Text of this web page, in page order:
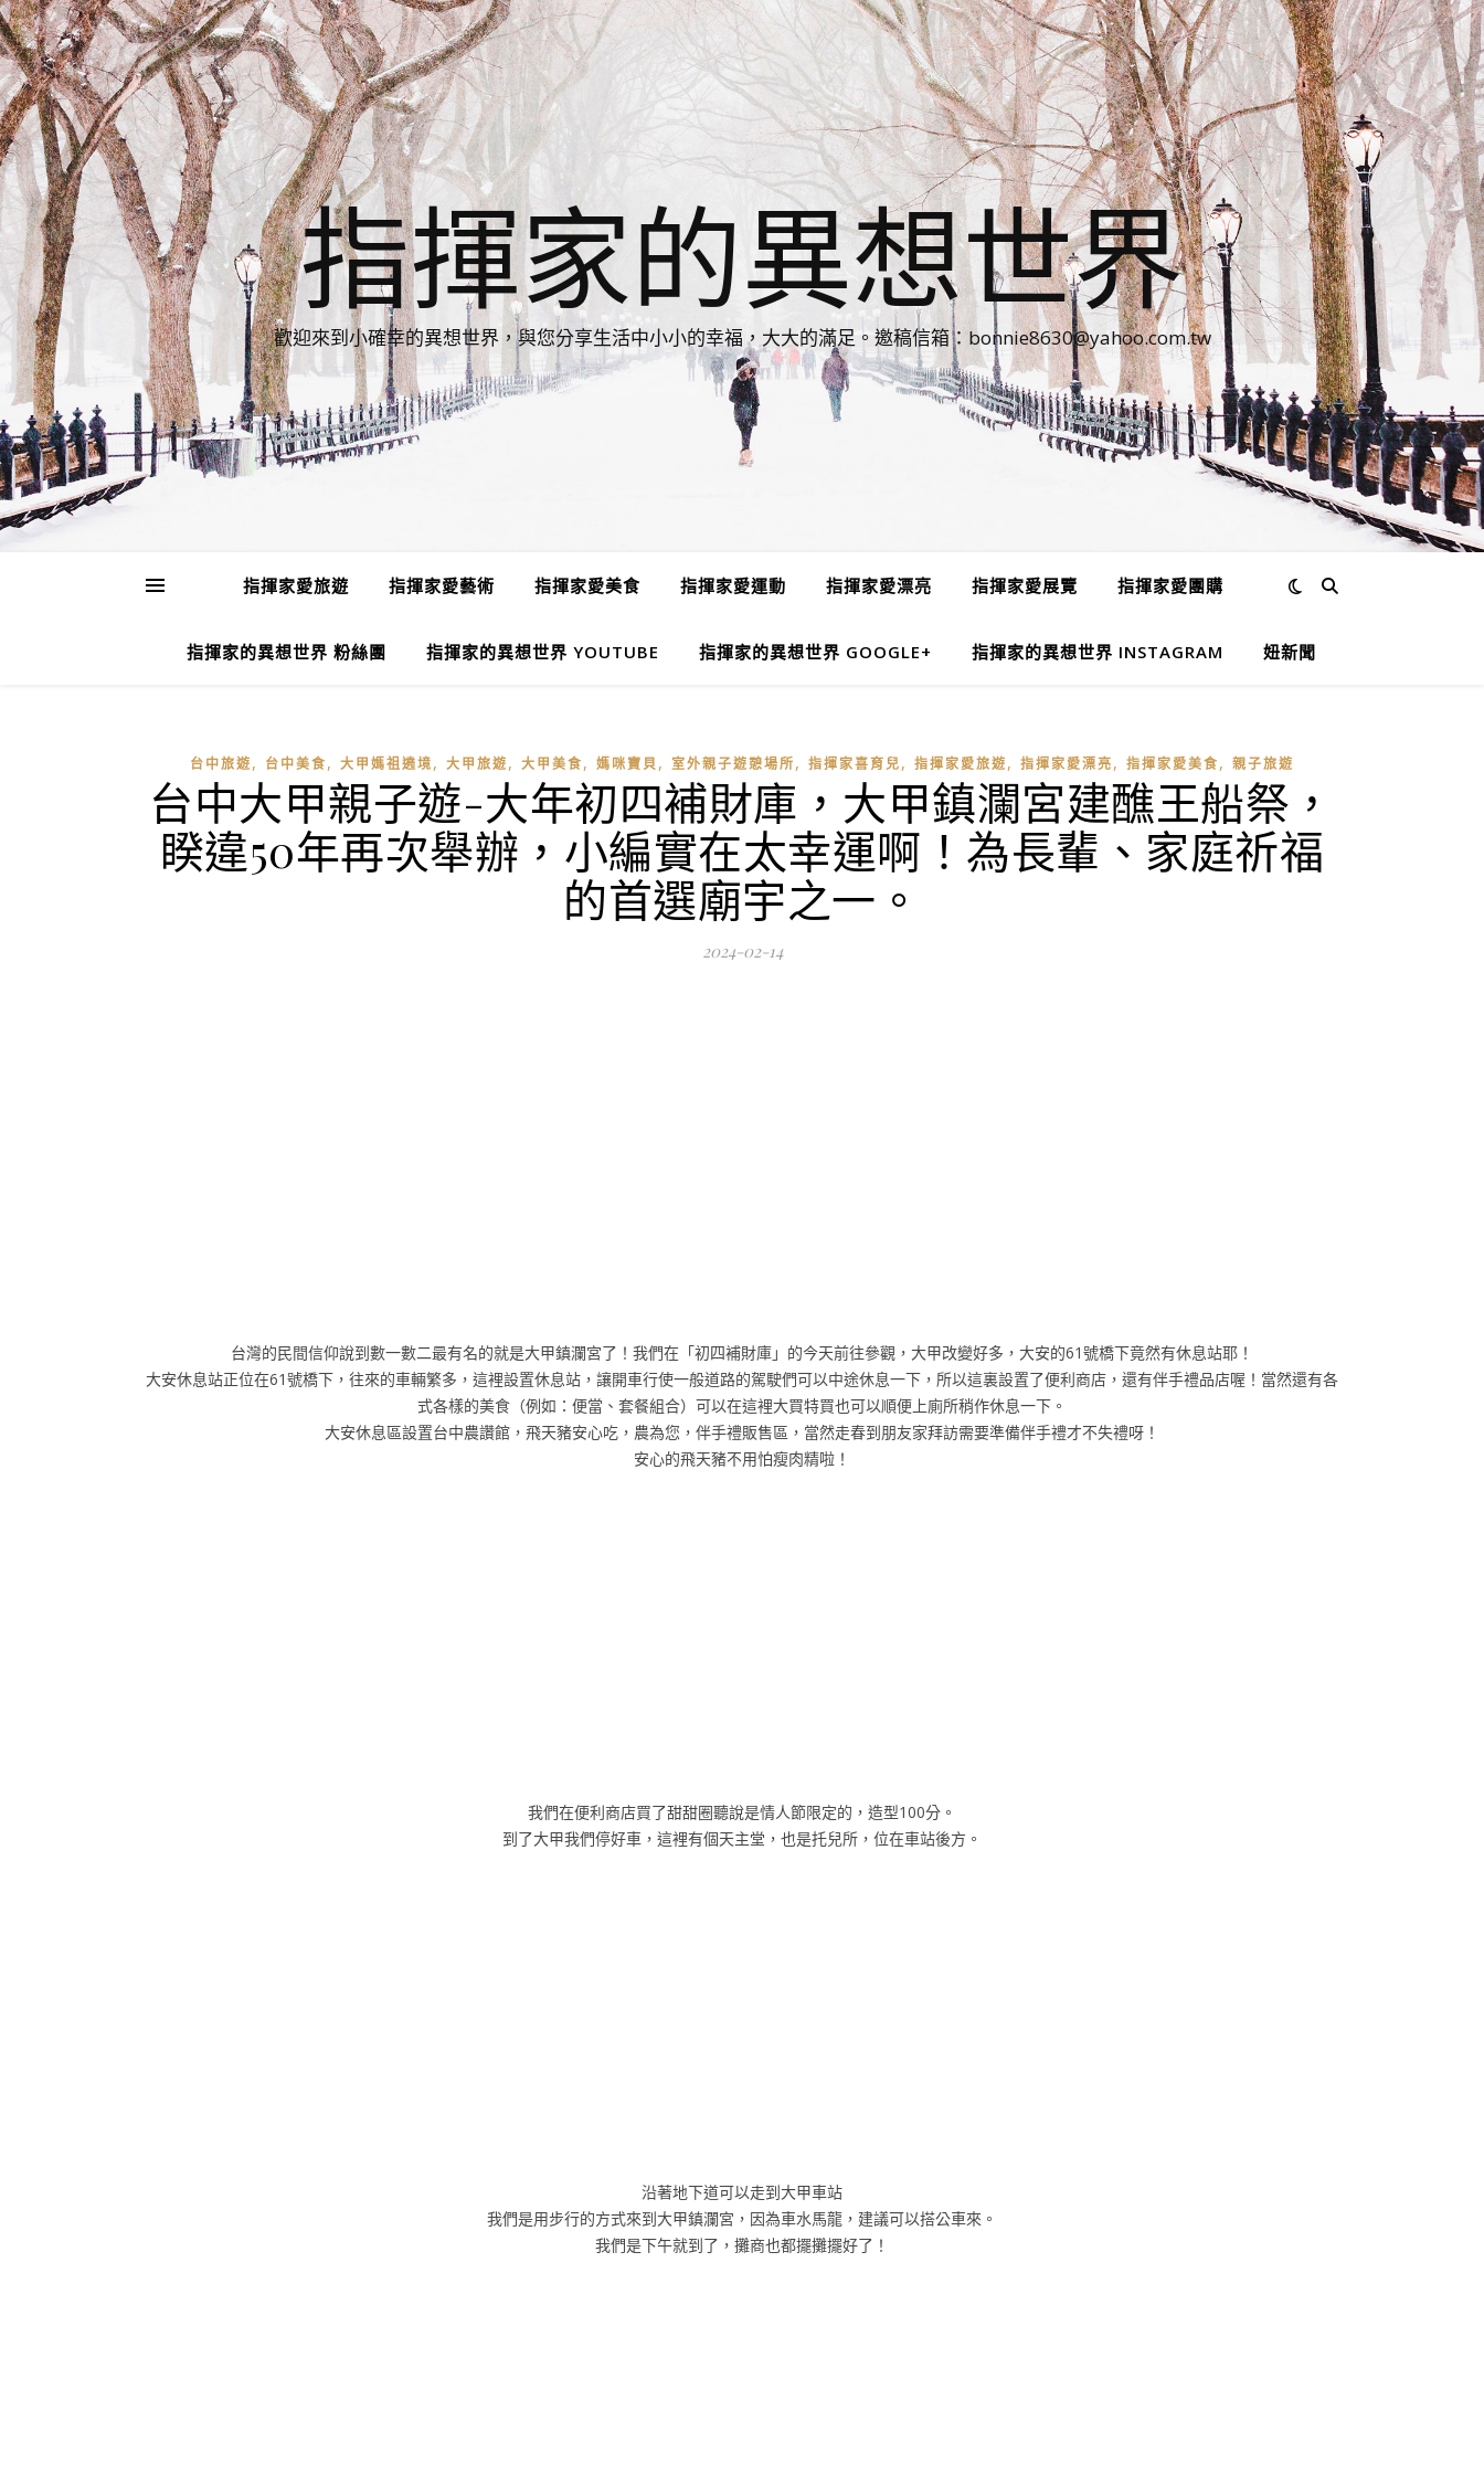
指揮家的異想世界
歡迎來到小確幸的異想世界，與您分享生活中小小的幸福，大大的滿足。邀稿信箱：bonnie8630@yahoo.com.tw
指揮家愛旅遊 指揮家愛藝術 指揮家愛美食 指揮家愛運動 指揮家愛漂亮 指揮家愛展覽 指揮家愛團購
指揮家的異想世界 粉絲團 指揮家的異想世界 YOUTUBE 指揮家的異想世界 GOOGLE+ 指揮家的異想世界 INSTAGRAM 妞新聞
台中旅遊, 台中美食, 大甲媽祖遶境, 大甲旅遊, 大甲美食, 媽咪寶貝, 室外親子遊憩場所, 指揮家喜育兒, 指揮家愛旅遊, 指揮家愛漂亮, 指揮家愛美食, 親子旅遊
台中大甲親子遊-大年初四補財庫，大甲鎮瀾宮建醮王船祭，
睽違50年再次舉辦，小編實在太幸運啊！為長輩、家庭祈福
的首選廟宇之一。
2024-02-14
台灣的民間信仰說到數一數二最有名的就是大甲鎮瀾宮了！我們在「初四補財庫」的今天前往參觀，大甲改變好多，大安的61號橋下竟然有休息站耶！
大安休息站正位在61號橋下，往來的車輛繁多，這裡設置休息站，讓開車行使一般道路的駕駛們可以中途休息一下，所以這裏設置了便利商店，還有伴手禮品店喔！當然還有各
式各樣的美食（例如：便當、套餐組合）可以在這裡大買特買也可以順便上廁所稍作休息一下。
大安休息區設置台中農讚館，飛天豬安心吃，農為您，伴手禮販售區，當然走春到朋友家拜訪需要準備伴手禮才不失禮呀！
安心的飛天豬不用怕瘦肉精啦！
我們在便利商店買了甜甜圈聽說是情人節限定的，造型100分。
到了大甲我們停好車，這裡有個天主堂，也是托兒所，位在車站後方。
沿著地下道可以走到大甲車站
我們是用步行的方式來到大甲鎮瀾宮，因為車水馬龍，建議可以搭公車來。
我們是下午就到了，攤商也都擺攤擺好了！